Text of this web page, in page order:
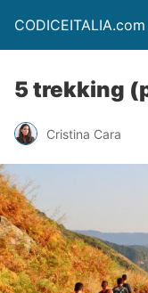
CODICEITALIA.com
5 trekking
Cristina Cara